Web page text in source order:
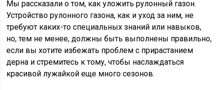
Мы рассказали о том, как уложить рулонный газон.
Устройство рулонного газона, как и уход за ним, не
требуют каких-то специальных знаний или навыков,
но, тем не менее, должны быть выполнены правильно,
если вы хотите избежать проблем с прирастанием
дерна и стремитесь к тому, чтобы наслаждаться
красивой лужайкой еще много сезонов.